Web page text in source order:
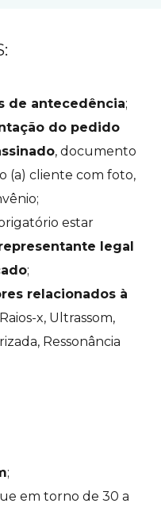
de antecedência;
do pedido
, documento
(a) cliente com foto,
estar
legal
;
relacionados à
x, Ultrassom,
Ressonância
;
em torno de 30 a